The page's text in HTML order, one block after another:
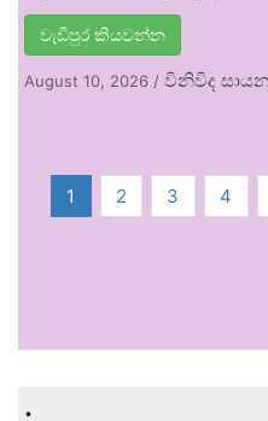
වැඩිපුර කියවන්න
August 10, 2026 / විනිවිද
1 2 3 4
.